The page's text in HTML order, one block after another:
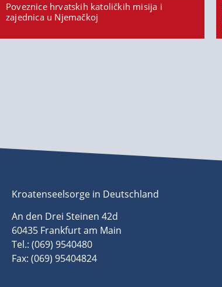
Poveznice hrvatskih katoličkih misija i
zajednica u Njemačkoj
Kroatenseelsorge in Deutschland
An den Drei Steinen 42d
60435 Frankfurt am Main
Tel.: (069) 9540480
Fax: (069) 95404824